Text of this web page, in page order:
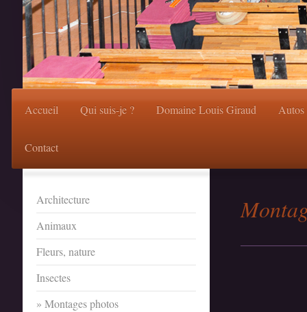
Accueil Qui suis-je ? Domaine Louis Giraud Autos
Contact
Architecture
Animaux
Fleurs, nature
Insectes
Montages photos